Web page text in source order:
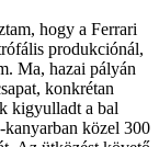
hogy a Ferrari
produkciónál,
Ma, hazai pályán
konkrétan
kigyulladt a bal
kanyarban közel 300